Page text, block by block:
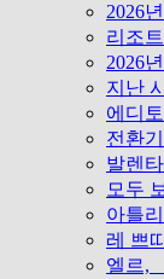
2026
리조
2026
지난
에디
전환
발렌
모두
아틀
레 쁘
엘르,